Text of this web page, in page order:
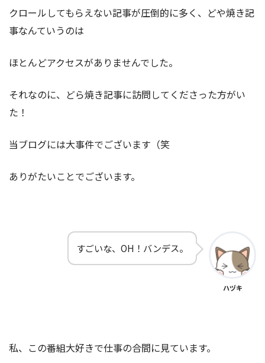
クロールしてもらえない記事が圧倒的に多く、どや焼き記
事なんていうのは
ほとんどアクセスがありませんでした。
それなのに、どら焼き記事に訪問してくださった方がい
た！
当ブログには大事件でございます（笑
ありがたいことでございます。
すごいな、OH！バンデス。
ハヅキ
私、この番組大好きで仕事の合間に見ています。